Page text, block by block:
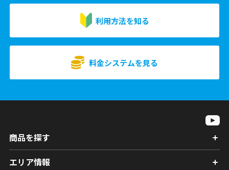
利用方法を知る
料金システムを見る
商品を探す
エリア情報